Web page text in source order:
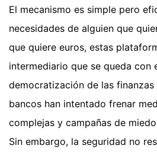
El mecanismo es simple pero
necesidades de alguien que
que quiere euros, estas
intermediario que se queda con
democratización de las
bancos han intentado frenar
complejas y campañas de
Sin embargo, la seguridad no